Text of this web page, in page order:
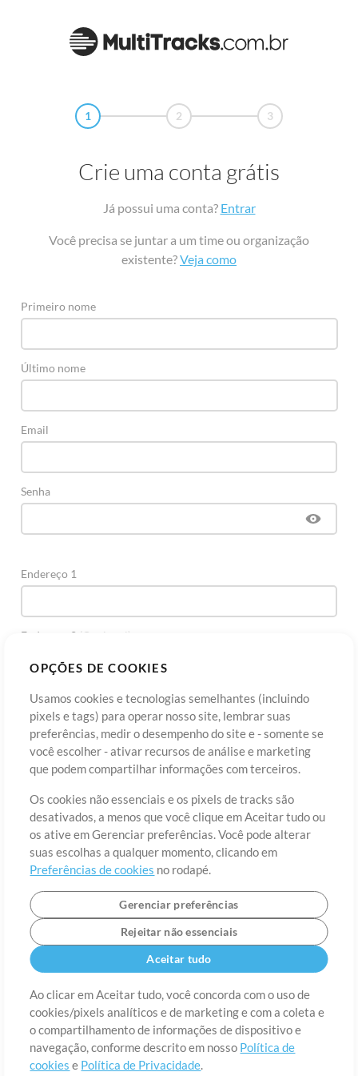
OPÇÕES DE COOKIES
Usamos cookies e tecnologias semelhantes (incluindo
pixels e tags) para operar nosso site, lembrar suas
preferências, medir o desempenho do site e - somente se
você escolher - ativar recursos de análise e marketing
que podem compartilhar informações com terceiros.
Os cookies não essenciais e os pixels de tracks são
desativados, a menos que você clique em Aceitar tudo ou
os ative em Gerenciar preferências. Você pode alterar
suas escolhas a qualquer momento, clicando em
Preferências de cookies no rodapé.
Gerenciar preferências
Rejeitar não essenciais
Aceitar tudo
Ao clicar em Aceitar tudo, você concorda com o uso de
cookies/pixels analíticos e de marketing e com a coleta e
o compartilhamento de informações de dispositivo e
navegação, conforme descrito em nosso Política de
cookies e Política de Privacidade.
1 2 3
Crie uma conta grátis
Já possui uma conta? Entrar
Você precisa se juntar a um time ou organização
existente?Veja como
Primeiro nome
Último nome
Email
Senha
Endereço 1
Endereço 2 (Opcional)
Cidade
País CEP
Estado Idioma
Sobre Termos de Uso Política de Privacidade
Preferências de
cookies
Contato
©2006-2026 por MultiTracks LLC. Todos os Direitos Reservados.